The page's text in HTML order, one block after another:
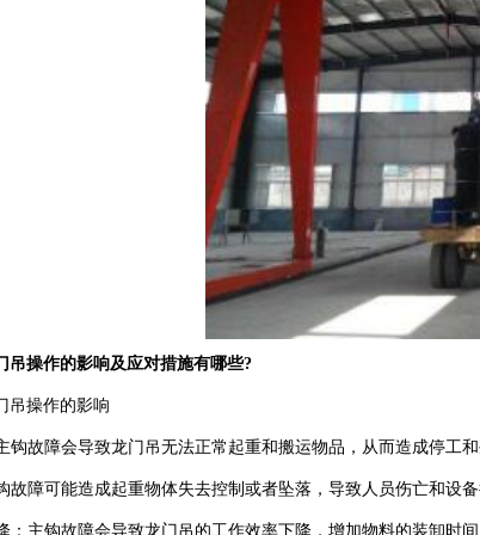
吊操作的影响及应对措施有哪些?
吊操作的影响
钩故障会导致龙门吊无法正常起重和搬运物品，从而造成停工
故障可能造成起重物体失去控制或者坠落，导致人员伤亡和设备
：主钩故障会导致龙门吊的工作效率下降，增加物料的装卸时间